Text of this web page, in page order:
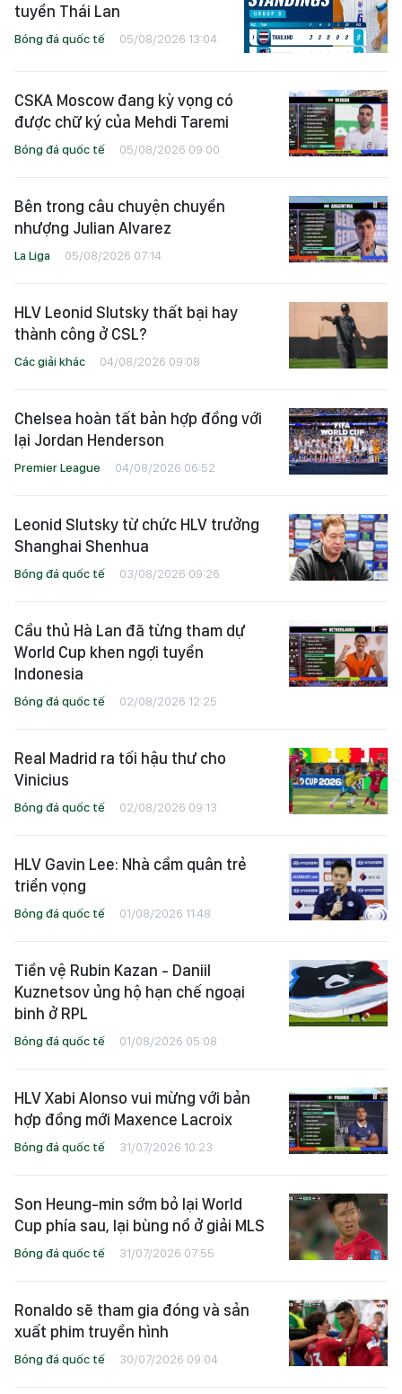
tuyển Thái Lan
Bóng đá quốc tế 05/08/2026 13:04
CSKA Moscow đang kỳ vọng có
được chữ ký của Mehdi Taremi
Bóng đá quốc tế 05/08/2026 09:00
Bên trong câu chuyện chuyển
nhượng Julian Alvarez
La Liga 05/08/2026 07:14
HLV Leonid Slutsky thất bại hay
thành công ở CSL?
Các giải khác 04/08/2026 09:08
Chelsea hoàn tất bản hợp đồng với
lại Jordan Henderson
Premier League 04/08/2026 06:52
Leonid Slutsky từ chức HLV trưởng
Shanghai Shenhua
Bóng đá quốc tế 03/08/2026 09:26
Cầu thủ Hà Lan đã từng tham dự
World Cup khen ngợi tuyển
Indonesia
Bóng đá quốc tế 02/08/2026 12:25
Real Madrid ra tối hậu thư cho
Vinicius
Bóng đá quốc tế 02/08/2026 09:13
HLV Gavin Lee: Nhà cầm quân trẻ
triển vọng
Bóng đá quốc tế 01/08/2026 11:48
Tiền vệ Rubin Kazan - Daniil
Kuznetsov ủng hộ hạn chế ngoại
binh ở RPL
Bóng đá quốc tế 01/08/2026 05:08
HLV Xabi Alonso vui mừng với bản
hợp đồng mới Maxence Lacroix
Bóng đá quốc tế 31/07/2026 10:23
Son Heung-min sớm bỏ lại World
Cup phía sau, lại bùng nổ ở giải MLS
Bóng đá quốc tế 31/07/2026 07:55
Ronaldo sẽ tham gia đóng và sản
xuất phim truyền hình
Bóng đá quốc tế 30/07/2026 09:04